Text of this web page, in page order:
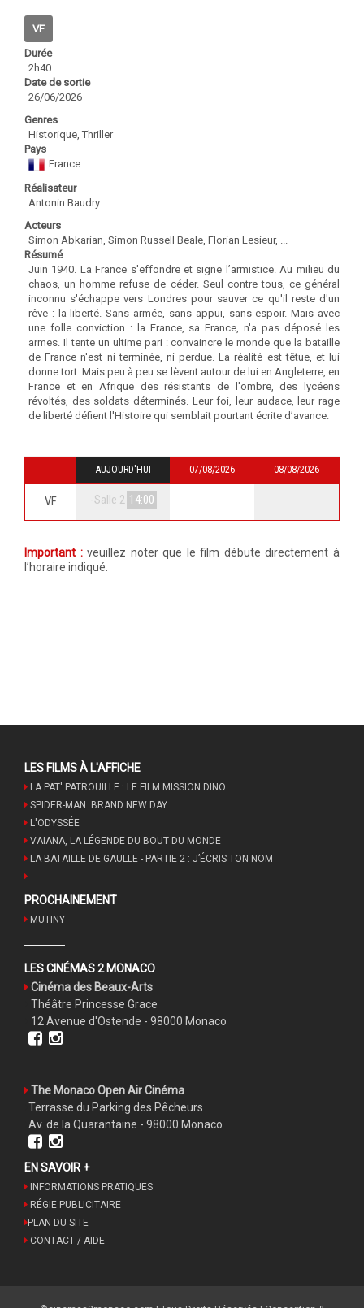
VF
Durée
2h40
Date de sortie
26/06/2026
Genres
Historique, Thriller
Pays
France
Réalisateur
Antonin Baudry
Acteurs
Simon Abkarian, Simon Russell Beale, Florian Lesieur, ...
Résumé
Juin 1940. La France s'effondre et signe l’armistice. Au milieu du
chaos, un homme refuse de céder. Seul contre tous, ce général
inconnu s'échappe vers Londres pour sauver ce qu'il reste d'un
rêve : la liberté. Sans armée, sans appui, sans espoir. Mais avec
une folle conviction : la France, sa France, n'a pas déposé les
armes. Il tente un ultime pari : convaincre le monde que la bataille
de France n'est ni terminée, ni perdue. La réalité est têtue, et lui
donne tort. Mais peu à peu se lèvent autour de lui en Angleterre, en
France et en Afrique des résistants de l'ombre, des lycéens
révoltés, des soldats déterminés. Leur foi, leur audace, leur rage
de liberté défient l'Histoire qui semblait pourtant écrite d’avance.
AUJOURD'HUI 07/08/2026 08/08/2026
VF -Salle 2 14:00
Important :veuillez noter que le film débute directement à
l’horaire indiqué.
LES FILMS À L'AFFICHE
LA PAT' PATROUILLE : LE FILM MISSION DINO
SPIDER-MAN: BRAND NEW DAY
L'ODYSSÉE
VAIANA, LA LÉGENDE DU BOUT DU MONDE
LA BATAILLE DE GAULLE - PARTIE 2 : J’ÉCRIS TON NOM
PROCHAINEMENT
MUTINY
LES CINÉMAS 2 MONACO
Cinéma des Beaux-Arts
Théâtre Princesse Grace
12 Avenue d'Ostende - 98000 Monaco
The Monaco Open Air Cinéma
Terrasse du Parking des Pêcheurs
Av. de la Quarantaine - 98000 Monaco
EN SAVOIR +
INFORMATIONS PRATIQUES
RÉGIE PUBLICITAIRE
PLAN DU SITE
CONTACT / AIDE